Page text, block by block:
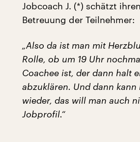
Jobcoach J. (*) schätzt
Betreuung der Teilnehmer:
„Also da ist man mit
Rolle, ob um 19 Uhr
Coachee ist, der dann halt
abzuklären. Und dann
wieder, das will man auch
Jobprofil.“